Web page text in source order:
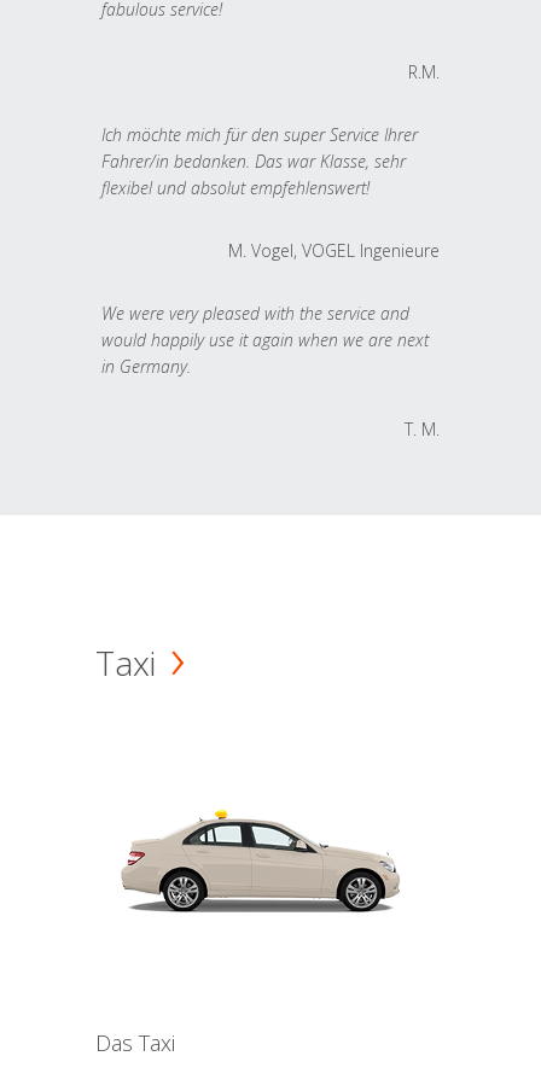
fabulous service!
R.M.
Ich möchte mich für den super Service Ihrer
Fahrer/in bedanken. Das war Klasse, sehr
flexibel und absolut empfehlenswert!
M. Vogel, VOGEL Ingenieure
We were very pleased with the service and
would happily use it again when we are next
in Germany.
T. M.
Taxi
Das Taxi